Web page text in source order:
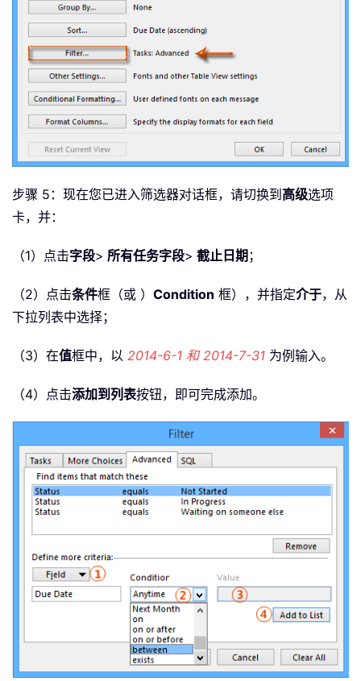
步骤 5：现在您已进入筛选器对话框，请切换到高级选项
卡，并：
（1）点击字段> 所有任务字段> 截止日期；
（2）点击条件框（或 ） Condition 框），并指定介于，从
下拉列表中选择；
（3）在值框中，以 2014-6-1 和 2014-7-31 为例输入。
（4）点击添加到列表按钮，即可完成添加。